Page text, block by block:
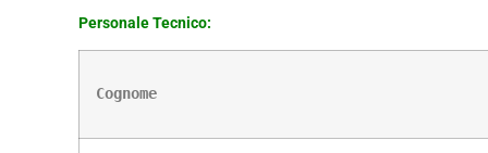
Personale Tecnico:
Cognome